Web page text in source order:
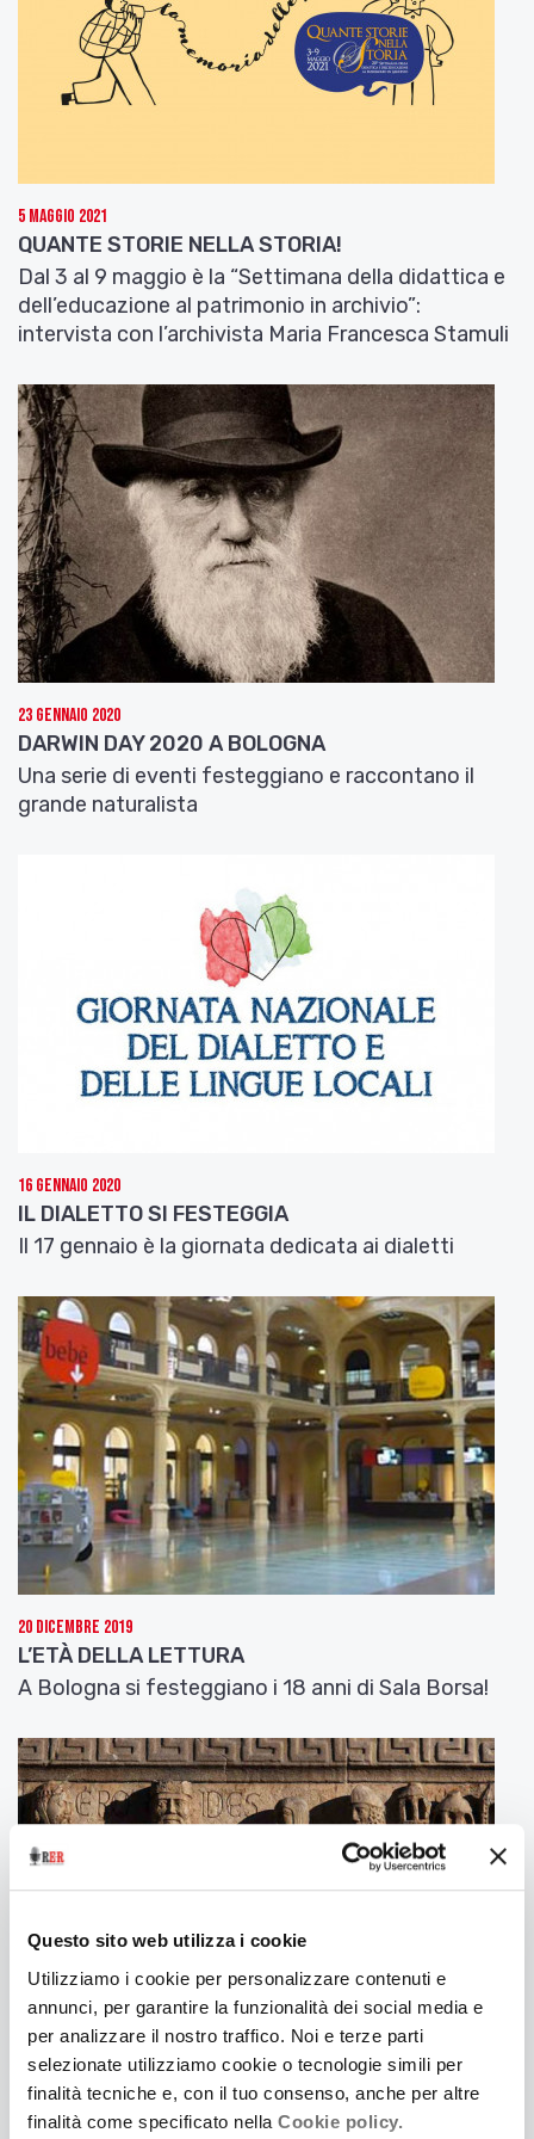
Questo sito web utilizza i cookie
Utilizziamo i cookie per personalizzare contenuti e
annunci, per garantire la funzionalità dei social media e
per analizzare il nostro traffico. Noi e terze parti
selezionate utilizziamo cookie o tecnologie simili per
finalità tecniche e, con il tuo consenso, anche per altre
finalità come specificato nella Cookie policy.
5 Maggio 2021
QUANTE STORIE NELLA STORIA!
Dal 3 al 9 maggio è la “Settimana della didattica e
dell’educazione al patrimonio in archivio”:
intervista con l’archivista Maria Francesca Stamuli
23 Gennaio 2020
DARWIN DAY 2020 A BOLOGNA
Una serie di eventi festeggiano e raccontano il
grande naturalista
16 Gennaio 2020
IL DIALETTO SI FESTEGGIA
Il 17 gennaio è la giornata dedicata ai dialetti
20 Dicembre 2019
L’ETÀ DELLA LETTURA
A Bologna si festeggiano i 18 anni di Sala Borsa!
12 Dicembre 2019
UN TESORO DI ARCHITETTURE E DI CAMMINI
Firmata la convenzione tra la Regione e la